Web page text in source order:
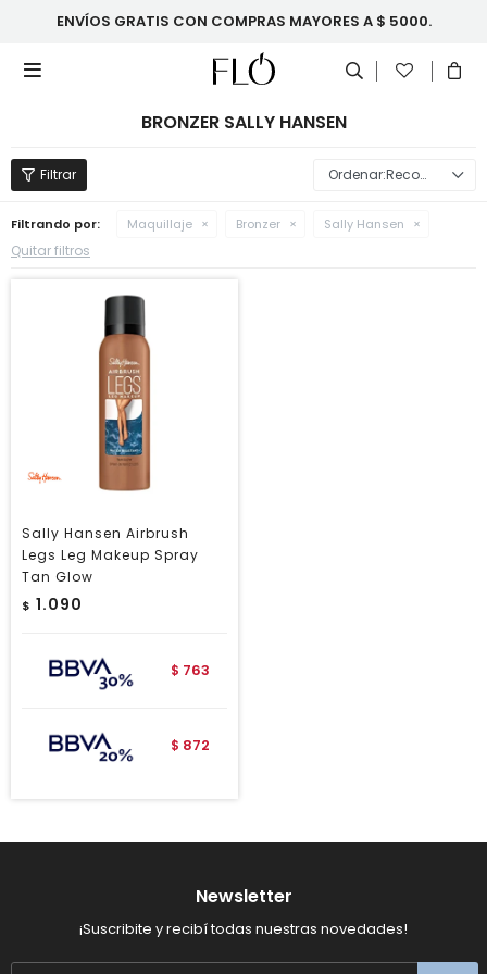
ENVÍOS GRATIS CON COMPRAS MAYORES A $ 5000.

BRONZER SALLY HANSEN
Recomendados
Filtrando por: Maquillaje Bronzer Sally Hansen
Quitar filtros
Sally Hansen Airbrush
Legs Leg Makeup Spray
Tan Glow
$ 1.090
$ 763
$ 872
Newsletter
¡Suscribite y recibí todas nuestras novedades!